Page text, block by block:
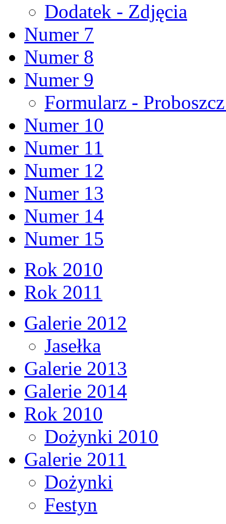
Dodatek - Zdjęcia
Numer 7
Numer 8
Numer 9
Formularz -
Numer 10
Numer 11
Numer 12
Numer 13
Numer 14
Numer 15
Rok 2010
Rok 2011
Galerie 2012
Jasełka
Galerie 2013
Galerie 2014
Rok 2010
Dożynki 2010
Galerie 2011
Dożynki
Festyn